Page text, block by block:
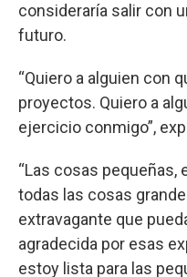
consideraría salir con
futuro.
“Quiero a alguien con
proyectos. Quiero a
ejercicio conmigo”,
“Las cosas pequeñas,
todas las cosas
extravagante que
agradecida por esas
estoy lista para las